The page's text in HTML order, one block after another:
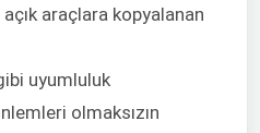
araçlara kopyalanan
uyumluluk
olmaksızın